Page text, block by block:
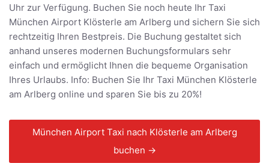
Uhr zur Verfügung. Buchen Sie noch heute Ihr Taxi
München Airport Klösterle am Arlberg und sichern Sie sich
rechtzeitig Ihren Bestpreis. Die Buchung gestaltet sich
anhand unseres modernen Buchungsformulars sehr
einfach und ermöglicht Ihnen die bequeme Organisation
Ihres Urlaubs. Info: Buchen Sie Ihr Taxi München Klösterle
am Arlberg online und sparen Sie bis zu 20%!
München Airport Taxi nach Klösterle am Arlberg
buchen →